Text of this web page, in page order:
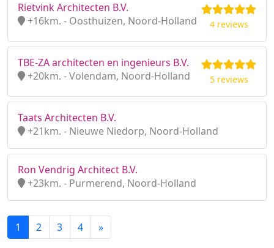
Rietvink Architecten B.V.
+16km. - Oosthuizen, Noord-Holland
4 reviews
TBE-ZA architecten en ingenieurs B.V.
+20km. - Volendam, Noord-Holland
5 reviews
Taats Architecten B.V.
+21km. - Nieuwe Niedorp, Noord-Holland
Ron Vendrig Architect B.V.
+23km. - Purmerend, Noord-Holland
1 2 3 4 »